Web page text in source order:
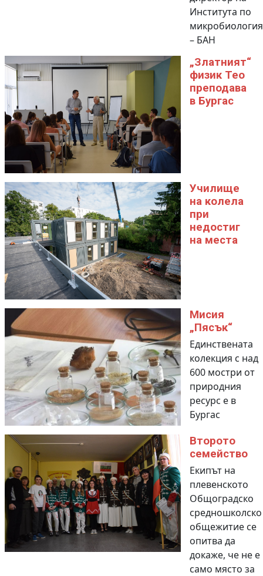
Института по
микробиология
– БАН
„Златният“
физик Тео
преподава
в Бургас
Училище
на колела
при
недостиг
на места
Мисия
„Пясък“
Единствената
колекция с над
600 мостри от
природния
ресурс е в
Бургас
Второто
семейство
Екипът на
плевенското
Общоградско
средношколско
общежитие се
опитва да
докаже, че не е
само място за